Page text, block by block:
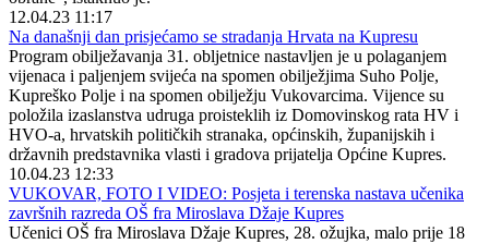
12.04.23 11:17
Na današnji dan prisjećamo se stradanja Hrvata na Kupresu
Program obilježavanja 31. obljetnice nastavljen je u polaganjem
vijenaca i paljenjem svijeća na spomen obilježjima Suho Polje,
Kupreško Polje i na spomen obilježju Vukovarcima. Vijence su
položila izaslanstva udruga proisteklih iz Domovinskog rata HV i
HVO-a, hrvatskih političkih stranaka, općinskih, županijskih i
državnih predstavnika vlasti i gradova prijatelja Općine Kupres.
10.04.23 12:33
VUKOVAR, FOTO I VIDEO: Posjeta i terenska nastava učenika
završnih razreda OŠ fra Miroslava Džaje Kupres
Učenici OŠ fra Miroslava Džaje Kupres, 28. ožujka, malo prije 18